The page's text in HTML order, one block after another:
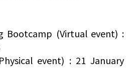
Bootcamp (Virtual event) :
event) : 21 January